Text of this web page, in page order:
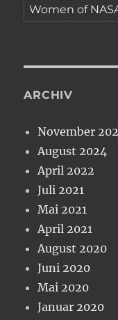
Women of
ARCHIV
November
August 2024
April 2022
Juli 2021
Mai 2021
April 2021
August 2020
Juni 2020
Mai 2020
Januar 2020